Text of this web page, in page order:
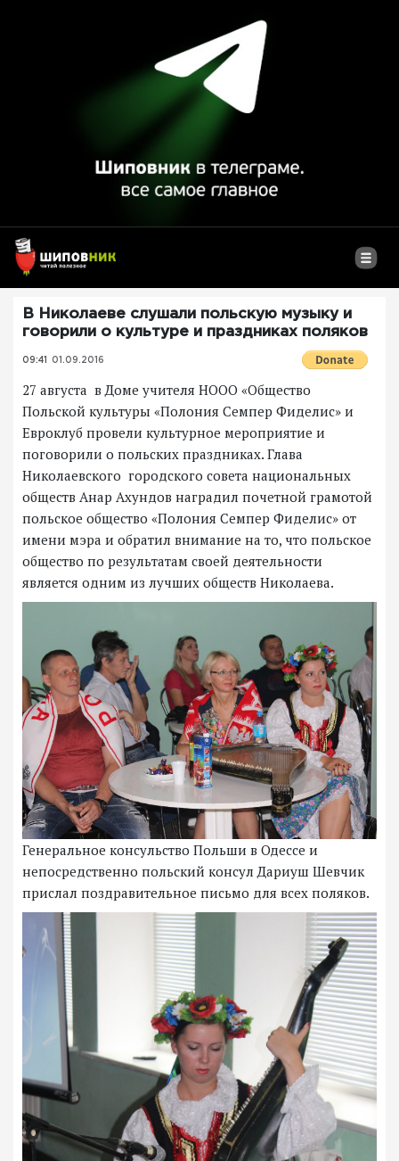
В Николаеве слушали польскую музыку и
говорили о культуре и праздниках поляков
09:41 01.09.2016
27 августа в Доме учителя НООО «Общество
Польской культуры «Полония Семпер Фиделис» и
Евроклуб провели культурное мероприятие и
поговорили о польских праздниках. Глава
Николаевского городского совета национальных
обществ Анар Ахундов наградил почетной грамотой
польское общество «Полония Семпер Фиделис» от
имени мэра и обратил внимание на то, что польское
общество по результатам своей деятельности
является одним из лучших обществ Николаева.
Генеральное консульство Польши в Одессе и
непосредственно польский консул Дариуш Шевчик
прислал поздравительное письмо для всех поляков.